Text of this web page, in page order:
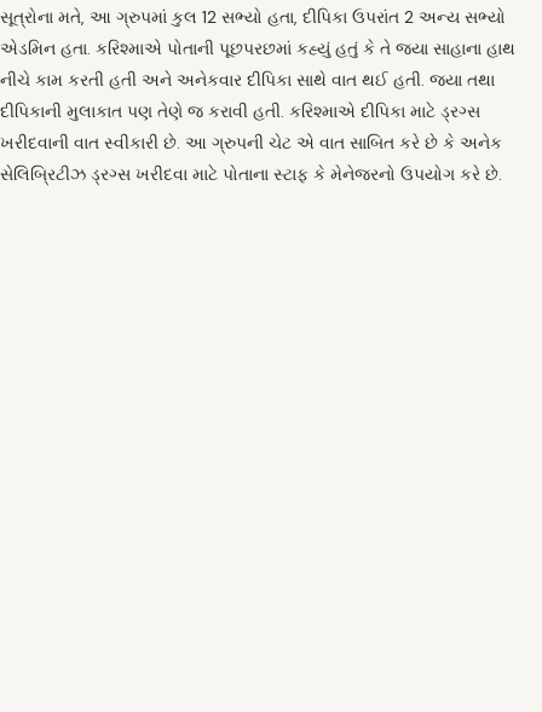
સૂત્રોના મતે, આ ગ્રુપમાં કુલ 12 સભ્યો હતા, દીપિકા ઉપરાંત 2 અન્ય સભ્યો
એડમિન હતા. કરિશ્માએ પોતાની પૂછપરછમાં કહ્યું હતું કે તે જયા સાહાના હાથ
નીચે કામ કરતી હતી અને અનેકવાર દીપિકા સાથે વાત થઈ હતી. જયા તથા
દીપિકાની મુલાકાત પણ તેણે જ કરાવી હતી. કરિશ્માએ દીપિકા માટે ડ્રગ્સ
ખરીદવાની વાત સ્વીકારી છે. આ ગ્રુપની ચેટ એ વાત સાબિત કરે છે કે અનેક
સેલિબ્રિટીઝ ડ્રગ્સ ખરીદવા માટે પોતાના સ્ટાફ કે મેનેજરનો ઉપયોગ કરે છે.